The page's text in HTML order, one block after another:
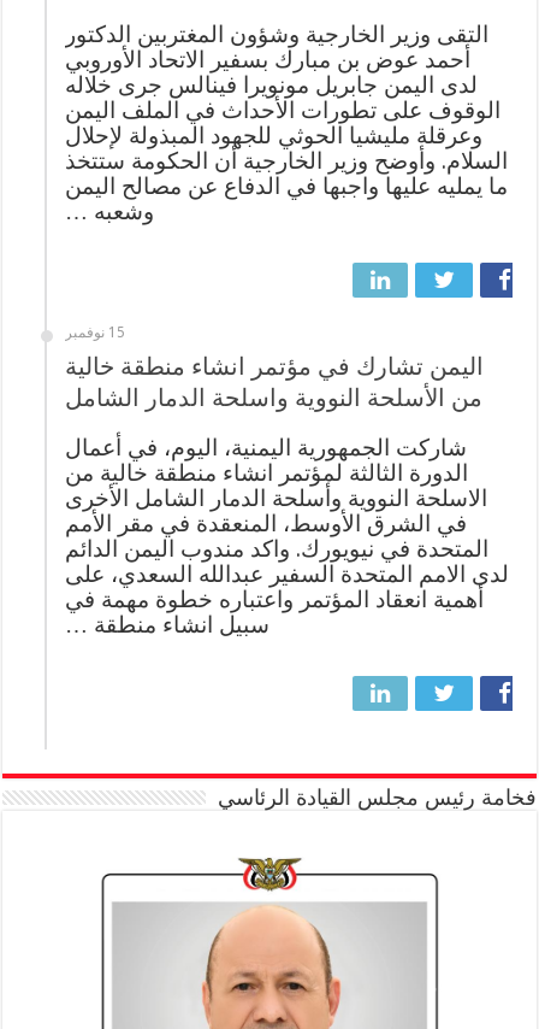
التقى وزير الخارجية وشؤون المغتربين الدكتور
أحمد عوض بن مبارك بسفير الاتحاد الأوروبي
لدى اليمن جابريل مونويرا فينالس جرى خلاله
الوقوف على تطورات الأحداث في الملف اليمن
وعرقلة مليشيا الحوثي للجهود المبذولة لإحلال
السلام. وأوضح وزير الخارجية أن الحكومة ستتخذ
ما يمليه عليها واجبها في الدفاع عن مصالح اليمن
وشعبه …
15 نوفمبر
اليمن تشارك في مؤتمر انشاء منطقة خالية
من الأسلحة النووية واسلحة الدمار الشامل
شاركت الجمهورية اليمنية، اليوم، في أعمال
الدورة الثالثة لمؤتمر انشاء منطقة خالية من
الاسلحة النووية وأسلحة الدمار الشامل الأخرى
في الشرق الأوسط، المنعقدة في مقر الأمم
المتحدة في نيويورك. واكد مندوب اليمن الدائم
لدى الامم المتحدة السفير عبدالله السعدي، على
أهمية انعقاد المؤتمر واعتباره خطوة مهمة في
سبيل انشاء منطقة …
فخامة رئيس مجلس القيادة الرئاسي